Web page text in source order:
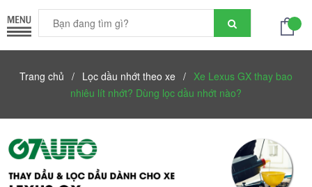
Trang chủ / Lọc dầu nhớt theo xe / Xe Lexus GX thay bao
nhiêu lít nhớt? Dùng lọc dầu nhớt nào?